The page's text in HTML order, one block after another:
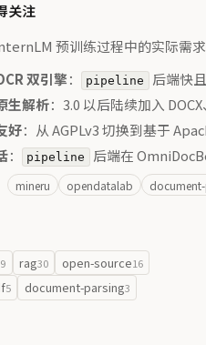
关注
预训练过程中的实际需
双引擎： pipeline 后端快
生解析：3.0 以后陆续加入
好：从 AGPLv3 切换到基于
： pipeline 后端在
mineru opendatalab
rag30 open-source16
5 document-parsing3